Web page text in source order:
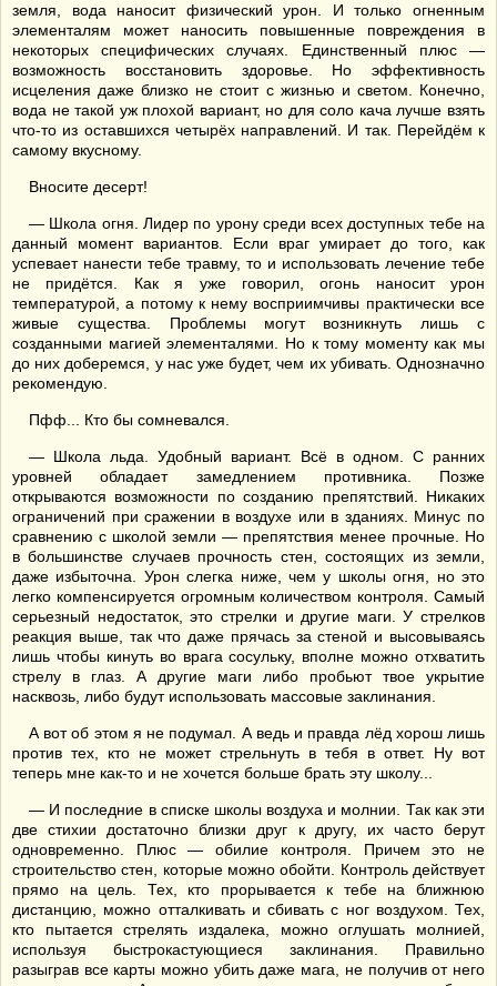
земля, вода наносит физический урон. И только огненным
элементалям может наносить повышенные повреждения в
некоторых специфических случаях. Единственный плюс —
возможность восстановить здоровье. Но эффективность
исцеления даже близко не стоит с жизнью и светом. Конечно,
вода не такой уж плохой вариант, но для соло кача лучше взять
что-то из оставшихся четырёх направлений. И так. Перейдём к
самому вкусному.
Вносите десерт!
— Школа огня. Лидер по урону среди всех доступных тебе на
данный момент вариантов. Если враг умирает до того, как
успевает нанести тебе травму, то и использовать лечение тебе
не придётся. Как я уже говорил, огонь наносит урон
температурой, а потому к нему восприимчивы практически все
живые существа. Проблемы могут возникнуть лишь с
созданными магией элементалями. Но к тому моменту как мы
до них доберемся, у нас уже будет, чем их убивать. Однозначно
рекомендую.
Пфф... Кто бы сомневался.
— Школа льда. Удобный вариант. Всё в одном. С ранних
уровней обладает замедлением противника. Позже
открываются возможности по созданию препятствий. Никаких
ограничений при сражении в воздухе или в зданиях. Минус по
сравнению с школой земли — препятствия менее прочные. Но
в большинстве случаев прочность стен, состоящих из земли,
даже избыточна. Урон слегка ниже, чем у школы огня, но это
легко компенсируется огромным количеством контроля. Самый
серьезный недостаток, это стрелки и другие маги. У стрелков
реакция выше, так что даже прячась за стеной и высовываясь
лишь чтобы кинуть во врага сосульку, вполне можно отхватить
стрелу в глаз. А другие маги либо пробьют твое укрытие
насквозь, либо будут использовать массовые заклинания.
А вот об этом я не подумал. А ведь и правда лёд хорош лишь
против тех, кто не может стрельнуть в тебя в ответ. Ну вот
теперь мне как-то и не хочется больше брать эту школу...
— И последние в списке школы воздуха и молнии. Так как эти
две стихии достаточно близки друг к другу, их часто берут
одновременно. Плюс — обилие контроля. Причем это не
строительство стен, которые можно обойти. Контроль действует
прямо на цель. Тех, кто прорывается к тебе на ближнюю
дистанцию, можно отталкивать и сбивать с ног воздухом. Тех,
кто пытается стрелять издалека, можно оглушать молнией,
используя быстрокастующиеся заклинания. Правильно
разыграв все карты можно убить даже мага, не получив от него